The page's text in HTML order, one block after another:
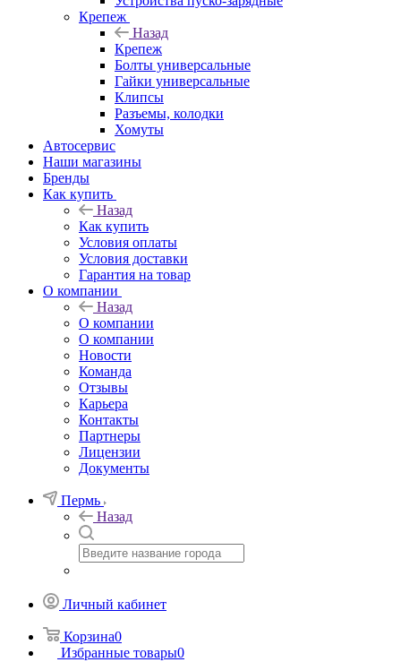
Крепеж
Назад
Крепеж
Болты универсальные
Гайки универсальные
Клипсы
Разъемы, колодки
Хомуты
Автосервис
Наши магазины
Бренды
Как купить
Назад
Как купить
Условия оплаты
Условия доставки
Гарантия на товар
О компании
Назад
О компании
О компании
Новости
Команда
Отзывы
Карьера
Контакты
Партнеры
Лицензии
Документы
Пермь
Назад
Личный кабинет
Корзина0
Избранные товары0